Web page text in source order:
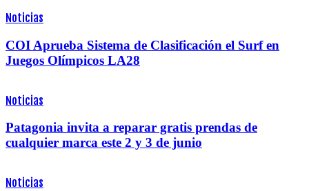
Noticias
COI Aprueba Sistema de Clasificación el Surf en
Juegos Olímpicos LA28
Noticias
Patagonia invita a reparar gratis prendas de
cualquier marca este 2 y 3 de junio
Noticias